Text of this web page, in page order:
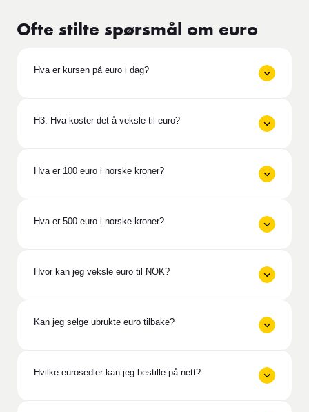
Ofte stilte spørsmål om euro
Hva er kursen på euro i dag?
H3: Hva koster det å veksle til euro?
Hva er 100 euro i norske kroner?
Hva er 500 euro i norske kroner?
Hvor kan jeg veksle euro til NOK?
Kan jeg selge ubrukte euro tilbake?
Hvilke eurosedler kan jeg bestille på nett?